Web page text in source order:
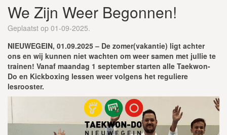
WAT IS DEFENSE?
PERSONAL TRAINING
CONTACT
We Zijn Weer Begonnen!
Geplaatst op 01-09-2025.
NIEUWEGEIN, 01.09.2025 – De zomer(vakantie) ligt achter
ons en wij kunnen niet wachten om weer samen met jullie te
trainen! Vanaf maandag 1 september starten alle Taekwon-
Do en Kickboxing lessen weer volgens het reguliere
lesrooster.